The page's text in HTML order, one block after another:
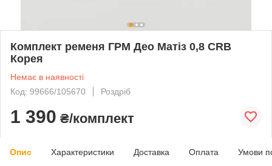
Комплект ременя ГРМ Део Матіз 0,8 CRB
Корея
Немає в наявності
Код: 99666/105670
Роздріб
1 390 ₴/комплект
Опис Характеристики Доставка Оплата Умови